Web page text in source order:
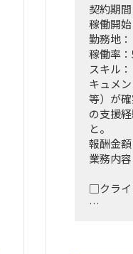
契約期
稼働開始
勤務地：
稼働率
スキル
キュメ
等）が
の支援
と。
報酬金
業務内
□クライ